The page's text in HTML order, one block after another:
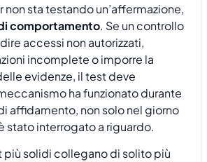
non sta testando un’affermazione,
comportamento. Se un controllo
accessi non autorizzati,
incomplete o imporre la
evidenze, il test deve
ha funzionato durante
affidamento, non solo nel giorno
stato interrogato a riguardo.
più solidi collegano di solito più